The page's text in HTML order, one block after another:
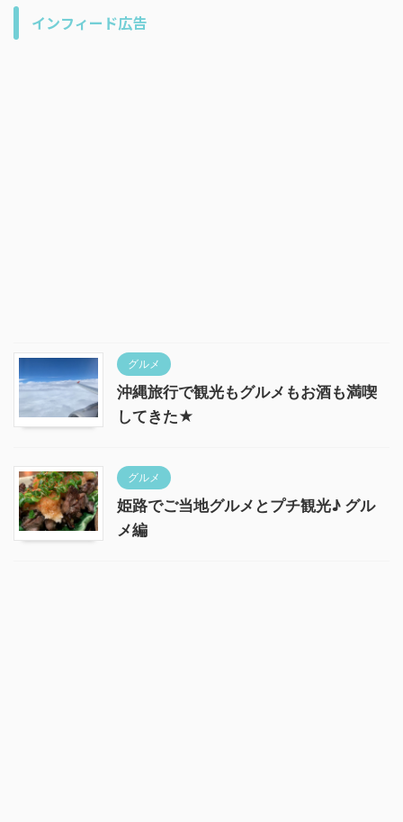
インフィード広告
グルメ
沖縄旅行で観光もグルメもお酒も満喫
してきた★
グルメ
姫路でご当地グルメとプチ観光♪ グル
メ編